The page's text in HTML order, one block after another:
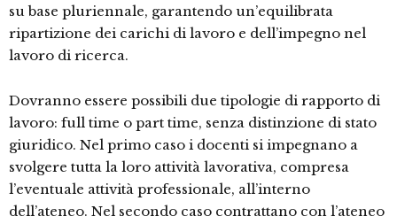
su base pluriennale, garantendo un’equilibrata
ripartizione dei carichi di lavoro e dell’impegno nel
lavoro di ricerca.
Dovranno essere possibili due tipologie di rapporto di
lavoro: full time o part time, senza distinzione di stato
giuridico. Nel primo caso i docenti si impegnano a
svolgere tutta la loro attività lavorativa, compresa
l’eventuale attività professionale, all’interno
dell’ateneo. Nel secondo caso contrattano con l’ateneo